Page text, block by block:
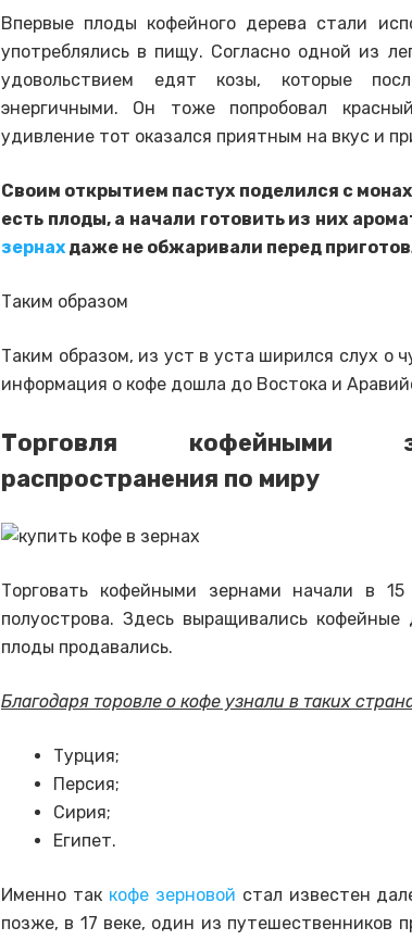
Впервые плоды кофейного дерева стали
употреблялись в пищу. Согласно одной из
удовольствием едят козы, которые
энергичными. Он тоже попробовал
удивление тот оказался приятным на вкус и
Своим открытием пастух поделился с
есть плоды, а начали готовить из них
зернах даже не обжаривали перед
Таким образом
Таким образом, из уст в уста ширился слух о
информация о кофе дошла до Востока и
Торговля кофейными
распространения по миру
Торговать кофейными зернами начали в
полуострова. Здесь выращивались
плоды продавались.
Благодаря торовле о кофе узнали в таких
Турция;
Персия;
Сирия;
Египет.
Именно так кофе зерновой стал известен
позже, в 17 веке, один из путешественников